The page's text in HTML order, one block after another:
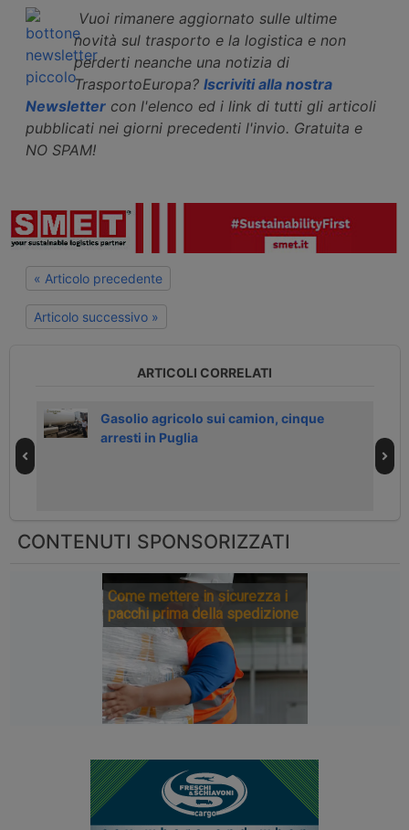
Vuoi rimanere aggiornato sulle ultime
novità sul trasporto e la logistica e non
perderti neanche una notizia di
TrasportoEuropa? Iscriviti alla nostra
Newsletter con l'elenco ed i link di tutti gli articoli
pubblicati nei giorni precedenti l'invio. Gratuita e
NO SPAM!
« Articolo precedente
Articolo successivo »
ARTICOLI CORRELATI
Gasolio agricolo sui camion, cinque
arresti in Puglia
CONTENUTI SPONSORIZZATI
Come mettere in sicurezza i
pacchi prima della spedizione